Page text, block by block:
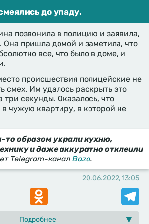
до упаду.
позвонила в полицию и заявила,
Она пришла домой и заметила, что
все, что было в доме, и
происшествия полицейские не
смех. Им удалось раскрыть это
три секунды. Оказалось, что
чужую квартиру, в которой не
то образом украли кухню,
и даже аккуратно отклеили
Telegram-канал Baza.
20.06.2022, 13:05
Odnoklassniki
Подробнее